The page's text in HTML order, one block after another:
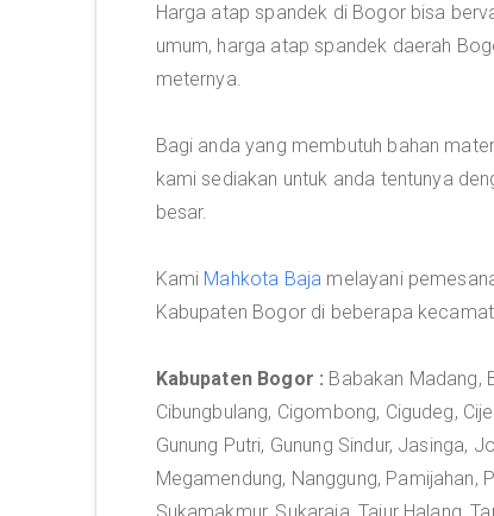
Harga atap spandek di Bogor bisa
umum, harga atap spandek daerah
meternya.
Bagi anda yang membutuh bahan
kami sediakan untuk anda tentunya
besar.
Kami Mahkota Baja melayani
Kabupaten Bogor di beberapa
Kabupaten Bogor : Babakan Madang,
Cibungbulang, Cigombong, Cigudeg,
Gunung Putri, Gunung Sindur, Jasinga,
Megamendung, Nanggung, Pamijahan,